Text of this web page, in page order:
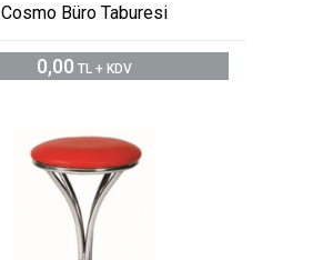
Cosmo Büro Taburesi
0,00 TL + KDV